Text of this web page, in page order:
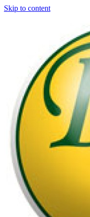
Skip to content